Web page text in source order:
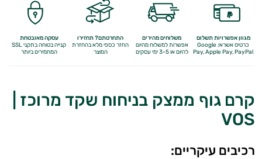
מגוון אפשרויות תשלום
כרטיס אשראי, Google
Pay,Apple Pay, PayPal
משלוחים מהירים
אפשרות למשלוח מהיום
להיום או 3-5 ימי עסקים
התחרטתם? תחזירו
החזר כספי מלאבהחזרת
המוצר
עסקה מאובטחת
קנייה בטוחה בתקני SSL
המחמירים ביותר
קרם גוף ממצק בניחוח שקד מרוכז |
VOS
רכיבים עיקריים: